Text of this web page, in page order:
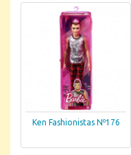
Ken Fashionistas Nº176